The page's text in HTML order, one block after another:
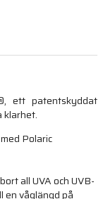
ett patentskyddat
klarhet.
Polaric
all UVA och UVB-
en våglängd på